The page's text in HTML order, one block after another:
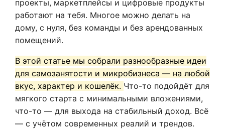
проекты, маркетплейсы и цифровые продукты
работают на тебя. Многое можно делать на
дому, с нуля, без команды и без арендованных
помещений.
В этой статье мы собрали разнообразные идеи
для самозанятости и микробизнеса — на любой
вкус, характер и кошелёк. Что-то подойдёт для
мягкого старта с минимальными вложениями,
что-то — для выхода на стабильный доход. Всё
— с учётом современных реалий и трендов.